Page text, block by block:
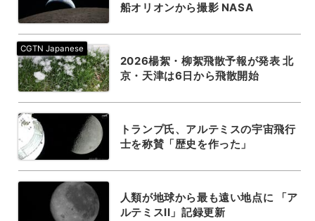
船オリオンから撮影 NASA
2026楊絮・柳絮飛散予報が発表 北
京・天津は6日から飛散開始
トランプ氏、アルテミスの宇宙飛行
士を称賛「歴史を作った」
人類が地球から最も遠い地点に 「ア
ルテミスII」記録更新